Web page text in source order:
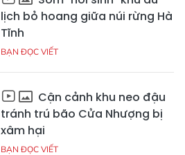
lịch bỏ hoang giữa núi rừng Hà
Tĩnh
BẠN ĐỌC VIẾT
Cận cảnh khu neo đậu
tránh trú bão Cửa Nhượng bị
xâm hại
BẠN ĐỌC VIẾT